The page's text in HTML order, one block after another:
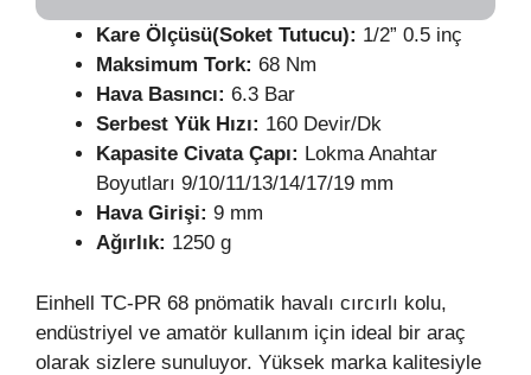
Kare Ölçüsü(Soket Tutucu): 1/2” 0.5 inç
Maksimum Tork: 68 Nm
Hava Basıncı: 6.3 Bar
Serbest Yük Hızı: 160 Devir/Dk
Kapasite Civata Çapı: Lokma Anahtar
Boyutları 9/10/11/13/14/17/19 mm
Hava Girişi: 9 mm
Ağırlık: 1250 g
Einhell TC-PR 68 pnömatik havalı cırcırlı kolu,
endüstriyel ve amatör kullanım için ideal bir araç
olarak sizlere sunuluyor. Yüksek marka kalitesiyle